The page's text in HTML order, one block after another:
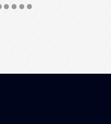
6 7 8 9